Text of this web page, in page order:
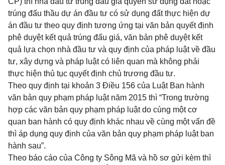
trúng đấu thầu dự án đầu tư có sử dụng đất thực hiện dự
án đầu tư theo quy định tương ứng tại văn bản quyết định
phê duyệt kết quả trúng đấu giá, văn bản phê duyệt kết
quả lựa chọn nhà đầu tư và quy định của pháp luật về đầu
tư, xây dựng và pháp luật có liên quan mà không phải
thực hiện thủ tục quyết định chủ trương đầu tư.
Theo quy định tại khoản 3 Điều 156 của Luật Ban hành
văn bản quy phạm pháp luật năm 2015 thì “Trong trường
hợp các văn bản quy phạm pháp luật do cùng một cơ
quan ban hành có quy định khác nhau về cùng một vấn đề
thì áp dụng quy định của văn bản quy phạm pháp luật ban
hành sau”.
Theo báo cáo của Công ty Sông Mã và hồ sơ gửi kèm thì